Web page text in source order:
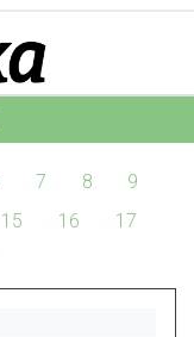
7 8
9
15 16
17